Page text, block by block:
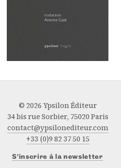
© 2026 Ypsilon Éditeur
34 bis rue Sorbier, 75020 Paris
contact@ypsilonediteur.com
+33 (0)9 82 37 50 15
S’inscrire à la newsletter